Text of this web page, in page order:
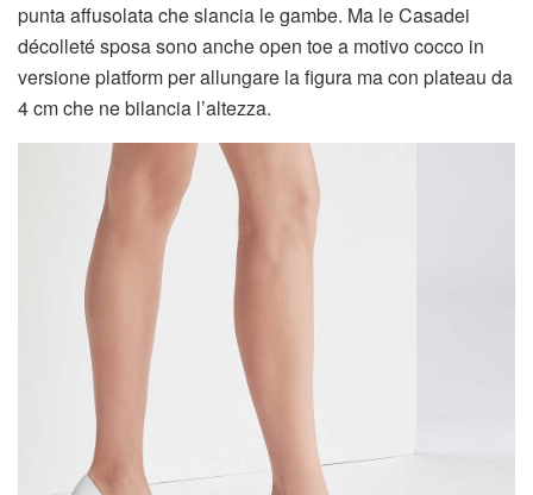
punta affusolata che slancia le gambe. Ma le Casadei
décolleté sposa sono anche open toe a motivo cocco in
versione platform per allungare la figura ma con plateau da
4 cm che ne bilancia l’altezza.